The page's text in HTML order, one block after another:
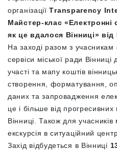
організаціїТransparency
Майстер-клас «Електронні
як це вдалося Вінниці» від
На заході разом з
сервіси міської ради
участі та мапу коштів
створення, форматування,
даних та запровадження
це і більше від прогресивних
Вінниці. Також для
екскурсія в ситуаційний
Захід відбудеться в Вінниці